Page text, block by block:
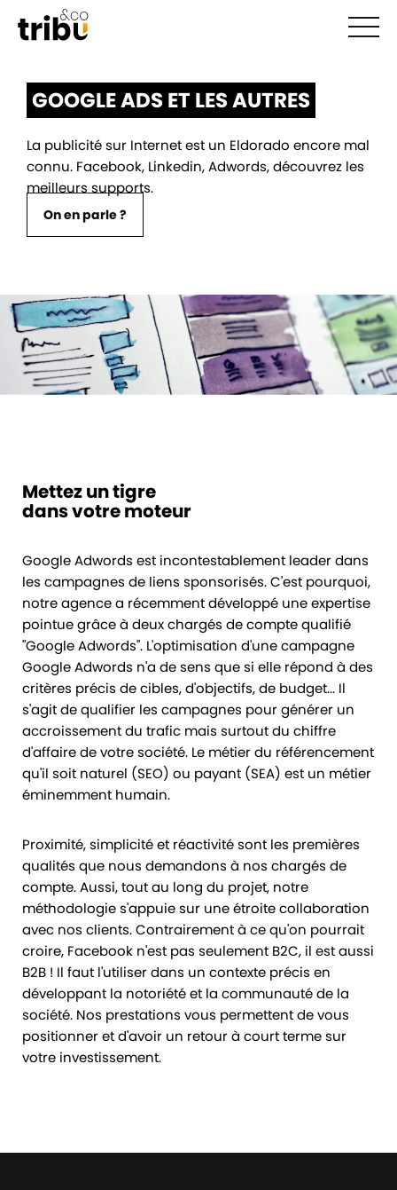
GOOGLE ADS ET LES AUTRES
La publicité sur Internet est un Eldorado encore mal
connu. Facebook, Linkedin, Adwords, découvrez les
meilleurs supports.
On en parle ?
Mettez un tigre
dans votre moteur
Google Adwords est incontestablement leader dans
les campagnes de liens sponsorisés. C'est pourquoi,
notre agence a récemment développé une expertise
pointue grâce à deux chargés de compte qualifié
"Google Adwords". L'optimisation d'une campagne
Google Adwords n'a de sens que si elle répond à des
critères précis de cibles, d'objectifs, de budget... Il
s'agit de qualifier les campagnes pour générer un
accroissement du trafic mais surtout du chiffre
d'affaire de votre société. Le métier du référencement
qu'il soit naturel (SEO) ou payant (SEA) est un métier
éminemment humain.
Proximité, simplicité et réactivité sont les premières
qualités que nous demandons à nos chargés de
compte. Aussi, tout au long du projet, notre
méthodologie s'appuie sur une étroite collaboration
avec nos clients. Contrairement à ce qu'on pourrait
croire, Facebook n'est pas seulement B2C, il est aussi
B2B ! Il faut l'utiliser dans un contexte précis en
développant la notoriété et la communauté de la
société. Nos prestations vous permettent de vous
positionner et d'avoir un retour à court terme sur
votre investissement.